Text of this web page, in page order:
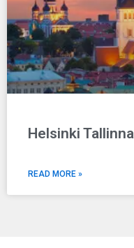
Helsinki
READ MORE »